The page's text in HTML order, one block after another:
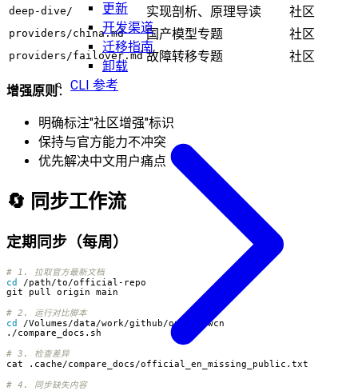
更新
开发渠道
迁移指南
卸载
CLI 参考
deep-dive/ 实现剖析、原理导读 社区
providers/china.md 国产模型专题 社区
providers/failover.md 故障转移专题 社区
增强原则：
明确标注"社区增强"标识
保持与官方能力不冲突
优先解决中文用户痛点
🔄 同步工作流
定期同步（每周）
# 1. 拉取官方最新文档
cd
# 2. 运行对比脚本
cd
# 3. 检查差异
# 4. 同步缺失内容